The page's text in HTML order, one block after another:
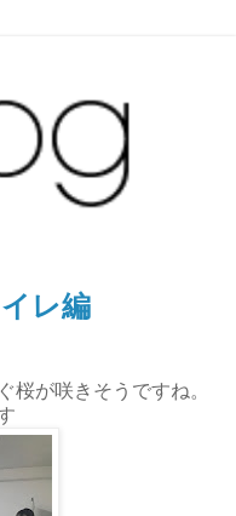
レ編
桜が咲きそうですね。